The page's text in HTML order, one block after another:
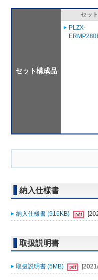
セット構成品
セッ
PLZX-
納入仕様書
納入仕様書 (916KB)
取扱説明書
取扱説明書 (5MB)